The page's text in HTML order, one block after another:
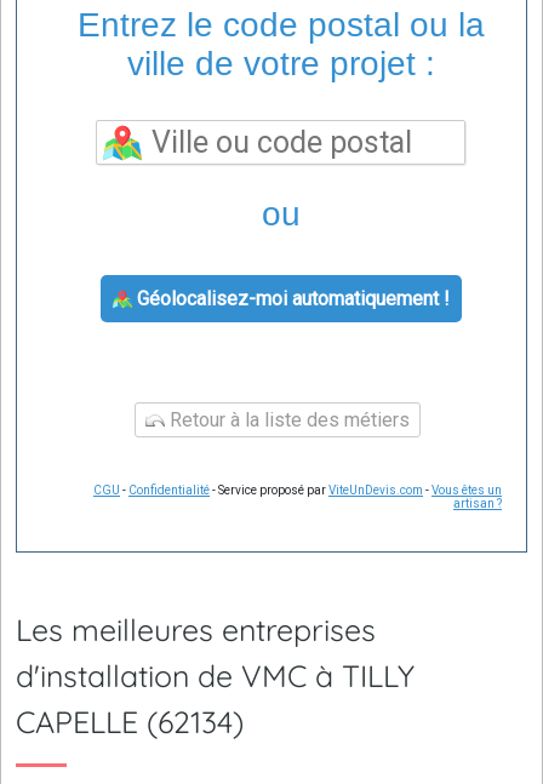
Entrez le code postal ou la
ville de votre projet :
ou
Géolocalisez-moi automatiquement !
Retour à la liste des métiers
CGU - Confidentialité- Service proposé parViteUnDevis.com -Vous êtes un
artisan ?
Les meilleures entreprises
d'installation de VMC à TILLY
CAPELLE (62134)